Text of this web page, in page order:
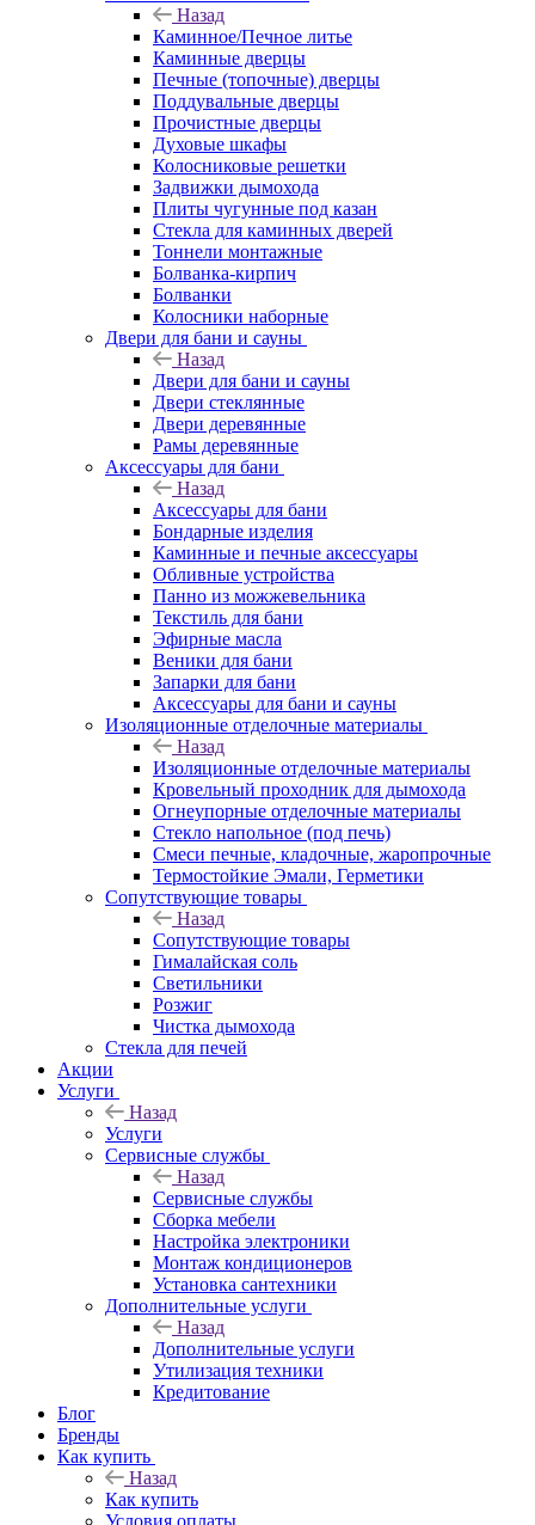
Назад
Каминное/Печное литье
Каминные дверцы
Печные (топочные) дверцы
Поддувальные дверцы
Прочистные дверцы
Духовые шкафы
Колосниковые решетки
Задвижки дымохода
Плиты чугунные под казан
Стекла для каминных дверей
Тоннели монтажные
Болванка-кирпич
Болванки
Колосники наборные
Двери для бани и сауны
Назад
Двери для бани и сауны
Двери стеклянные
Двери деревянные
Рамы деревянные
Аксессуары для бани
Назад
Аксессуары для бани
Бондарные изделия
Каминные и печные аксессуары
Обливные устройства
Панно из можжевельника
Текстиль для бани
Эфирные масла
Веники для бани
Запарки для бани
Аксессуары для бани и сауны
Изоляционные отделочные материалы
Назад
Изоляционные отделочные материалы
Кровельный проходник для дымохода
Огнеупорные отделочные материалы
Стекло напольное (под печь)
Смеси печные, кладочные, жаропрочные
Термостойкие Эмали, Герметики
Сопутствующие товары
Назад
Сопутствующие товары
Гималайская соль
Светильники
Розжиг
Чистка дымохода
Стекла для печей
Акции
Услуги
Назад
Услуги
Сервисные службы
Назад
Сервисные службы
Сборка мебели
Настройка электроники
Монтаж кондиционеров
Установка сантехники
Дополнительные услуги
Назад
Дополнительные услуги
Утилизация техники
Кредитование
Блог
Бренды
Как купить
Назад
Как купить
Условия оплаты